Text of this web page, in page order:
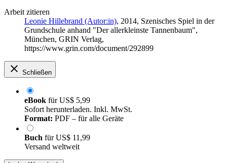
Arbeit zitieren
Leonie Hillebrand (Autor:in), 2014, Szenisches Spiel in der
Grundschule anhand "Der allerkleinste Tannenbaum",
München, GRIN Verlag,
https://www.grin.com/document/292899
Schließen
eBook fürUS$ 5,99
Sofort herunterladen. Inkl. MwSt.
Format: PDF – für alle Geräte
Buch fürUS$ 11,99
Versand weltweit